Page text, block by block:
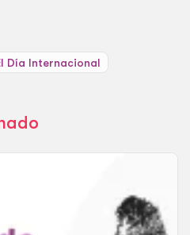
Día Internacional